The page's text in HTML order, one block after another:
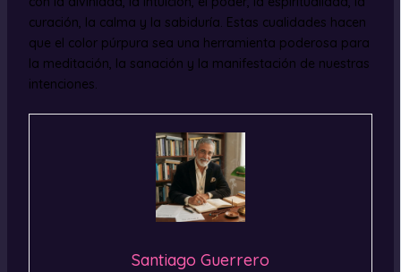
curación, la calma y la sabiduría. Estas cualidades hacen
que el color púrpura sea una herramienta poderosa para
la meditación, la sanación y la manifestación de nuestras
intenciones.
Santiago Guerrero